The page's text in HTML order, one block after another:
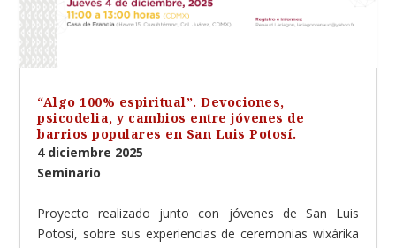
“Algo 100% espiritual”. Devociones,
psicodelia, y cambios entre jóvenes de
barrios populares en San Luis Potosí.
4 diciembre 2025
Seminario
Proyecto realizado junto con jóvenes de San Luis
Potosí, sobre sus experiencias de ceremonias wixárika